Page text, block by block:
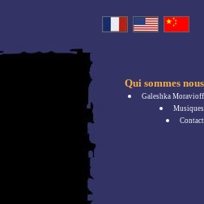
Qui sommes nous
Galeshka Moravioff
Musiques
Contact